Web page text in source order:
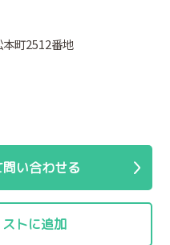
町2512番地
い合わせる